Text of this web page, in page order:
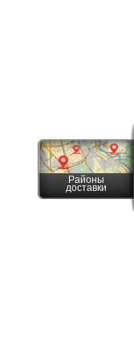
Районы
доставки